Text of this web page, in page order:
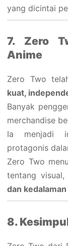
yang dicintai
7. Zero
Anime
Zero Two
kuat,
Banyak
merchandise
Ia menjadi
protagonis
Zero Two
tentang
dan
8.